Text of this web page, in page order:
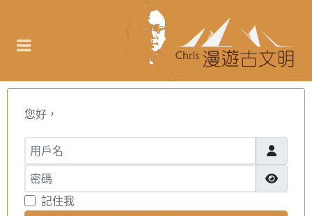
您好，
用戶名
密碼
顯示密碼
記住我